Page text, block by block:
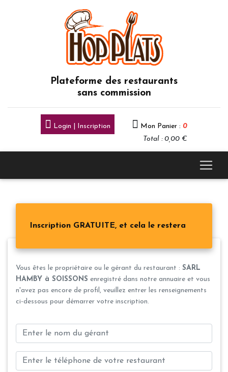
Plateforme des restaurants
sans commission
Login | Inscription Mon Panier : 0
Total : 0,00 €
Inscription GRATUITE, et cela le restera
Vous êtes le propriétaire ou le gérant du restaurant : SARL
HAMBY à SOISSONS enregistré dans notre annuaire et vous
n'avez pas encore de profil, veuillez entrer les renseignements
ci-dessous pour démarrer votre inscription.